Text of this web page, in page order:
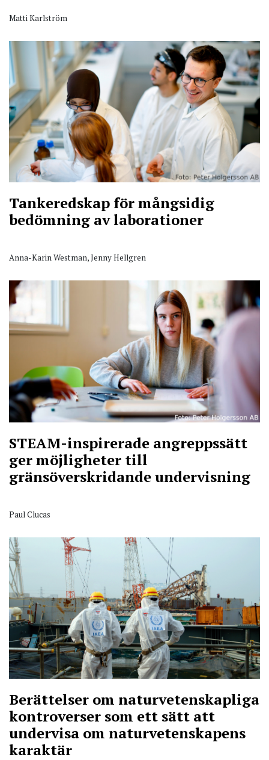
Matti Karlström
Tankeredskap för mångsidig
bedömning av laborationer
Anna-Karin Westman, Jenny Hellgren
STEAM-inspirerade angreppssätt
ger möjligheter till
gränsöverskridande undervisning
Paul Clucas
Berättelser om naturvetenskapliga
kontroverser som ett sätt att
undervisa om naturvetenskapens
karaktär